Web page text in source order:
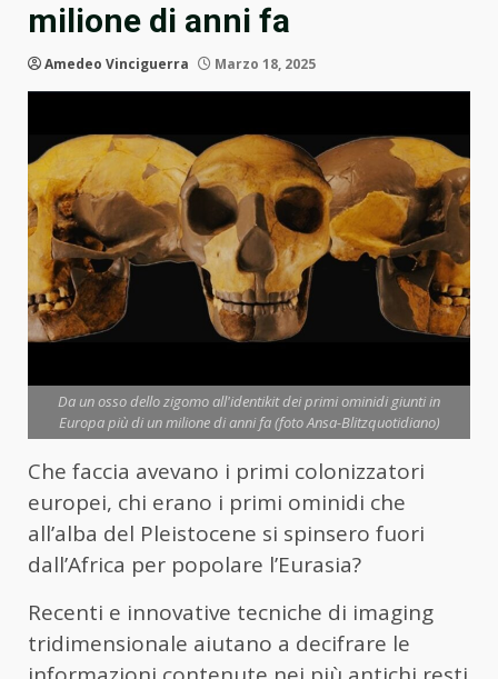
milione di anni fa
Amedeo Vinciguerra Marzo 18, 2025
Da un osso dello zigomo all'identikit dei primi ominidi giunti in
Europa più di un milione di anni fa (foto Ansa-Blitzquotidiano)
Che faccia avevano i primi colonizzatori
europei, chi erano i primi ominidi che
all’alba del Pleistocene si spinsero fuori
dall’Africa per popolare l’Eurasia?
Recenti e innovative tecniche di imaging
tridimensionale aiutano a decifrare le